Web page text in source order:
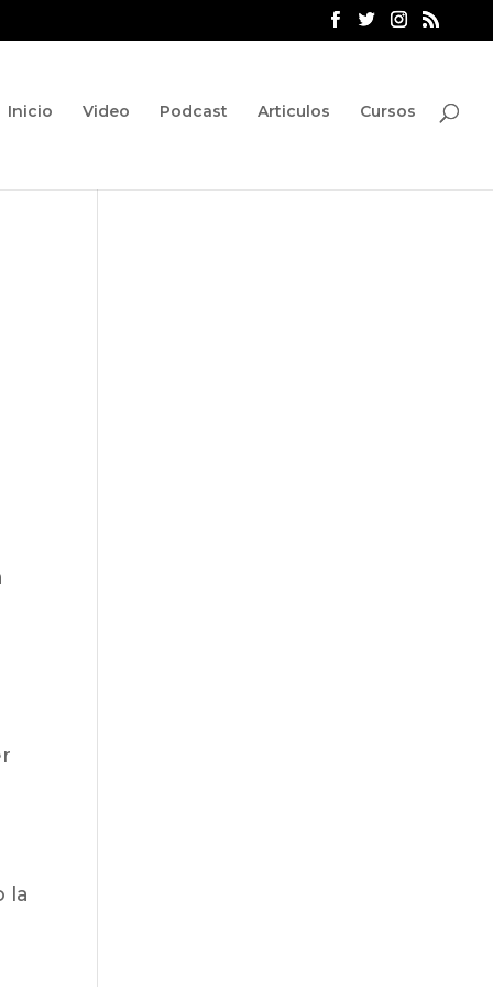
Inicio Video Podcast Articulos Cursos
la